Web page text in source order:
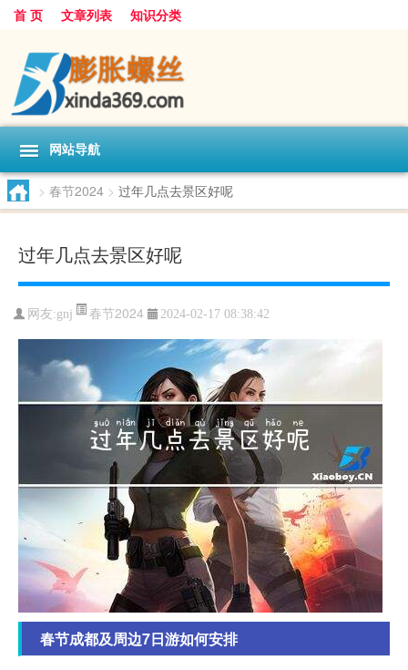
首 页 文章列表 知识分类
网站导航
> 春节2024 > 过年几点去景区好呢
过年几点去景区好呢
网友:gnj 春节2024 2024-02-17 08:38:42
春节成都及周边7日游如何安排